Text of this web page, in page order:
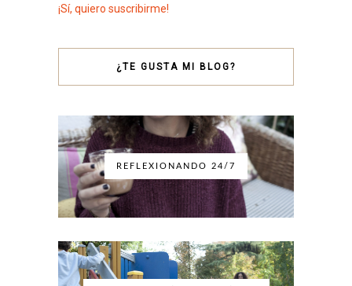
¡Sí, quiero suscribirme!
¿TE GUSTA MI BLOG?
REFLEXIONANDO 24/7